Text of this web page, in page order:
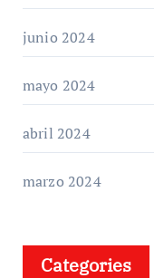
junio 2024
mayo 2024
abril 2024
marzo 2024
Categories